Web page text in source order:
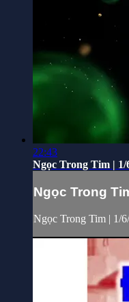
22:43
Ngọc Trong Tim | 1/
Ngọc Trong
Ngọc Trong Tim | 1/